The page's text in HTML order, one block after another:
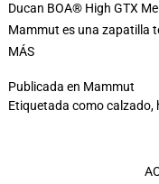
Ducan BOA® High GTX
Mammut es una zapatilla
MÁS
Publicada en Mammut
Etiquetada comocalzado,